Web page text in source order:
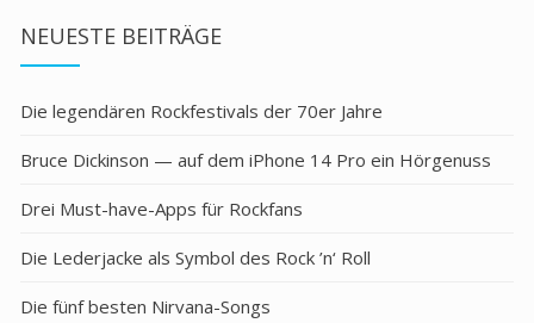
NEUESTE BEITRÄGE
Die legendären Rockfestivals der 70er Jahre
Bruce Dickinson — auf dem iPhone 14 Pro ein Hörgenuss
Drei Must-have-Apps für Rockfans
Die Lederjacke als Symbol des Rock ’n‘ Roll
Die fünf besten Nirvana-Songs